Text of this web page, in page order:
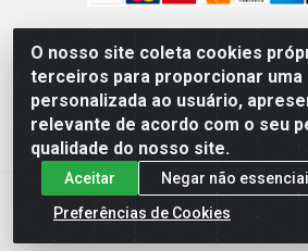
O nosso site coleta cookies
terceiros para proporcionar uma
personalizada ao usuário,
relevante de acordo com o seu
qualidade do nosso site.
Aceitar
Negar não
Preferências de Cookies
Kgmlan Distribuidora LTDA - CNPJ
Rua Pedro de Barros Cavalcante, 58
- CEP 53320-110